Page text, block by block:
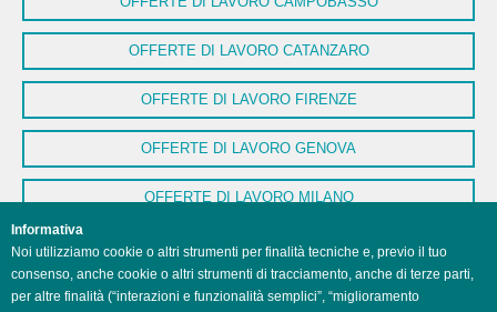
OFFERTE DI LAVORO CATANZARO
OFFERTE DI LAVORO FIRENZE
OFFERTE DI LAVORO GENOVA
OFFERTE DI LAVORO MILANO
OFFERTE DI LAVORO NAPOLI
OFFERTE DI LAVORO PALERMO
Informativa
Noi utilizziamo cookie o altri strumenti per finalità tecniche e, previo il tuo
consenso, anche cookie o altri strumenti di tracciamento, anche di terze parti,
per altre finalità (“interazioni e funzionalità semplici”, “miglioramento